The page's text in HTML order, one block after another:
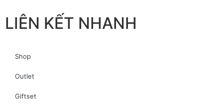
LIÊN KẾT NHANH
Shop
Outlet
Giftset